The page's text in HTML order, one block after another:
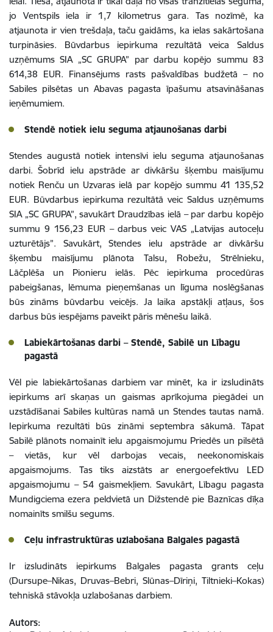
jo Ventspils iela ir 1,7 kilometrus gara. Tas nozīmē, ka
atjaunota ir vien trešdaļa, taču gaidāms, ka ielas sakārtošana
turpināsies. Būvdarbus iepirkuma rezultātā veica Saldus
uzņēmums SIA „SC GRUPA” par darbu kopējo summu 83
614,38 EUR. Finansējums rasts pašvaldības budžetā – no
Sabiles pilsētas un Abavas pagasta īpašumu atsavināšanas
ieņēmumiem.
Stendē notiek ielu seguma atjaunošanas darbi
Stendes augustā notiek intensīvi ielu seguma atjaunošanas
darbi. Šobrīd ielu apstrāde ar divkāršu šķembu maisījumu
notiek Renču un Uzvaras ielā par kopējo summu 41 135,52
EUR. Būvdarbus iepirkuma rezultātā veic Saldus uzņēmums
SIA „SC GRUPA”, savukārt Draudzības ielā – par darbu kopējo
summu 9 156,23 EUR – darbus veic VAS „Latvijas autoceļu
uzturētājs”. Savukārt, Stendes ielu apstrāde ar divkāršu
šķembu maisījumu plānota Talsu, Robežu, Strēlnieku,
Lāčplēša un Pionieru ielās. Pēc iepirkuma procedūras
pabeigšanas, lēmuma pieņemšanas un līguma noslēgšanas
būs zināms būvdarbu veicējs. Ja laika apstākļi atļaus, šos
darbus būs iespējams paveikt pāris mēnešu laikā.
Labiekārtošanas darbi – Stendē, Sabilē un Lībagu
pagastā
Vēl pie labiekārtošanas darbiem var minēt, ka ir izsludināts
iepirkums arī skaņas un gaismas aprīkojuma piegādei un
uzstādīšanai Sabiles kultūras namā un Stendes tautas namā.
Iepirkuma rezultāti būs zināmi septembra sākumā. Tāpat
Sabilē plānots nomainīt ielu apgaismojumu Priedēs un pilsētā
– vietās, kur vēl darbojas vecais, neekonomiskais
apgaismojums. Tas tiks aizstāts ar energoefektīvu LED
apgaismojumu – 54 gaismekļiem. Savukārt, Lībagu pagasta
Mundigciema ezera peldvietā un Dižstendē pie Baznīcas dīķa
nomainīts smilšu segums.
Ceļu infrastruktūras uzlabošana Balgales pagastā
Ir izsludināts iepirkums Balgales pagasta grants ceļu
(Dursupe–Nikas, Druvas–Bebri, Slūnas–Dīriņi, Tiltnieki–Kokas)
tehniskā stāvokļa uzlabošanas darbiem.
Autors: